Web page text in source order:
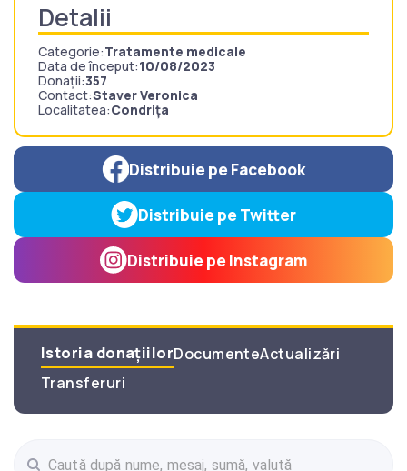
Detalii
Categorie:Tratamente medicale
Data de început:10/08/2023
Donații:357
Contact:Staver Veronica
Localitatea:Condrița
Distribuie pe Facebook
Distribuie pe Twitter
Distribuie pe Instagram
Istoria donațiilorDocumenteActualizări
Transferuri